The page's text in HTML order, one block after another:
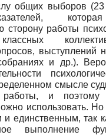
общих выборов (23
сторону работы
выступлений
и др.).
смысле
работы, и
использовать.
единственным, так
выполнение